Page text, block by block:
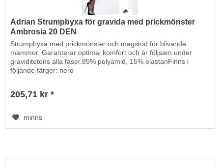
Adrian Strumpbyxa för gravida med prickmönster
Ambrosia 20 DEN
Strumpbyxa med prickmönster och magstöd för blivande
mammor. Garanterar optimal komfort och är följsam under
graviditetens alla faser.85% polyamid, 15% elastanFinns i
följande färger: nero
205,71 kr *
minns